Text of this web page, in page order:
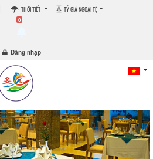
THỜI TIẾT TỶ GIÁ NGOẠI TỆ
0
Đăng nhập